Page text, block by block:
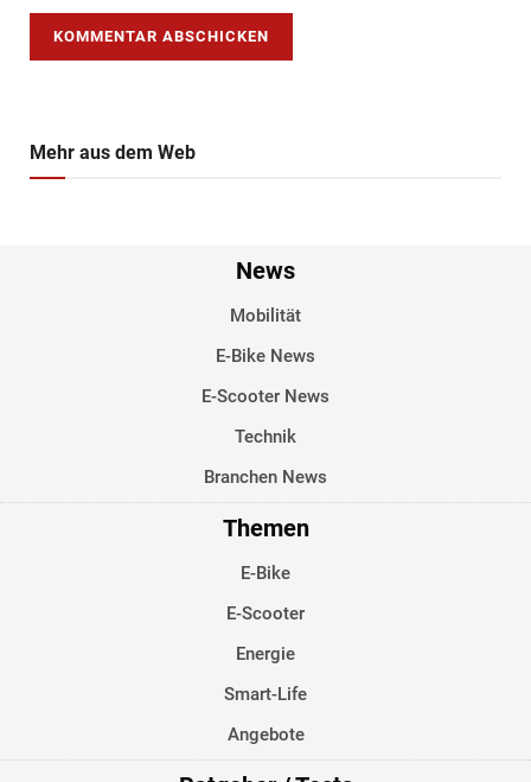
Mehr aus dem Web
News
Mobilität
E-Bike News
E-Scooter News
Technik
Branchen News
Themen
E-Bike
E-Scooter
Energie
Smart-Life
Angebote